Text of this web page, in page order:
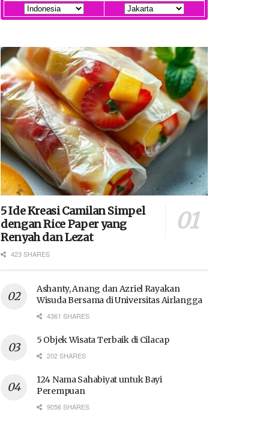
5 Ide Kreasi Camilan Simpel
dengan Rice Paper yang
Renyah dan Lezat
423 SHARES
Ashanty, Anang dan Azriel Rayakan
Wisuda Bersama di Universitas Airlangga
4361 SHARES
5 Objek Wisata Terbaik di Cilacap
202 SHARES
124 Nama Sahabiyat untuk Bayi
Perempuan
9056 SHARES